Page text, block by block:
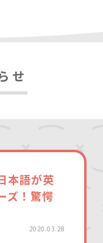
せ
本語が英
ズ！驚愕
2020.03.28